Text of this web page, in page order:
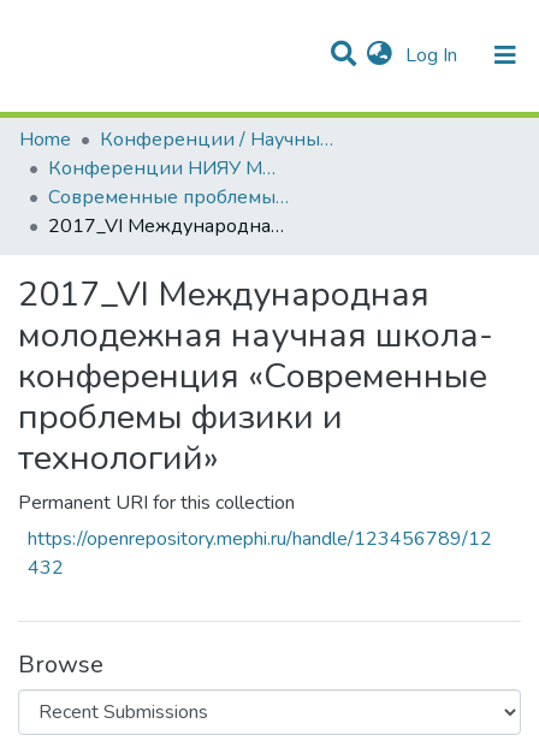
Log In (current)
Communities & Collections
Statistics
All of DSpace
Home
Конференции / Научные семинары
Конференции НИЯУ МИФИ
Современные проблемы физики и технологий
2017_VI Международная молодежная научная школа-конференция «Современные проблемы физики и технологий»
2017_VI Международная
молодежная научная школа-
конференция «Современные
проблемы физики и
технологий»
Permanent URI for this collection
https://openrepository.mephi.ru/handle/123456789/12
432
Browse